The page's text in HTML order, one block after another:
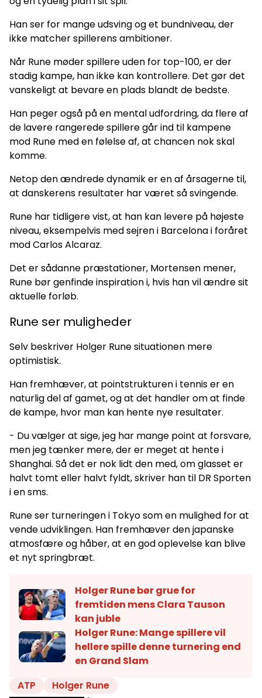
Han ser for mange udsving og et bundniveau, der
ikke matcher spillerens ambitioner.
Når Rune møder spillere uden for top-100, er der
stadig kampe, han ikke kan kontrollere. Det gør det
vanskeligt at bevare en plads blandt de bedste.
Han peger også på en mental udfordring, da flere af
de lavere rangerede spillere går ind til kampene
mod Rune med en følelse af, at chancen nok skal
komme.
Netop den ændrede dynamik er en af årsagerne til,
at danskerens resultater har været så svingende.
Rune har tidligere vist, at han kan levere på højeste
niveau, eksempelvis med sejren i Barcelona i foråret
mod Carlos Alcaraz.
Det er sådanne præstationer, Mortensen mener,
Rune bør genfinde inspiration i, hvis han vil ændre sit
aktuelle forløb.
Rune ser muligheder
Selv beskriver Holger Rune situationen mere
optimistisk.
Han fremhæver, at pointstrukturen i tennis er en
naturlig del af gamet, og at det handler om at finde
de kampe, hvor man kan hente nye resultater.
- Du vælger at sige, jeg har mange point at forsvare,
men jeg tænker mere, der er meget at hente i
Shanghai. Så det er nok lidt den med, om glasset er
halvt tomt eller halvt fyldt, skriver han til DR Sporten
i en sms.
Rune ser turneringen i Tokyo som en mulighed for at
vende udviklingen. Han fremhæver den japanske
atmosfære og håber, at en god oplevelse kan blive
et nyt springbræt.
Holger Rune bør grue for
fremtiden mens Clara Tauson
kan juble
Holger Rune: Mange spillere vil
hellere spille denne turnering end
en Grand Slam
ATP
Holger Rune